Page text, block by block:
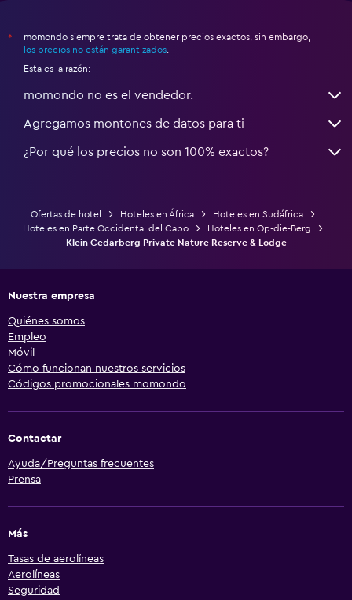
*
momondo siempre trata de obtener precios exactos, sin embargo,
los precios no están garantizados
Esta es la razón:
momondo no es el vendedor.
Agregamos montones de datos para ti
¿Por qué los precios no son 100% exactos?
Ofertas de hotel Hoteles en África
Hoteles en Sudáfrica
Hoteles en Parte Occidental del Cabo
Hoteles en Op-die-Berg
Klein Cedarberg Private Nature Reserve & Lodge
Nuestra empresa
Quiénes somos
Empleo
Móvil
Cómo funcionan nuestros servicios
Códigos promocionales momondo
Contactar
Ayuda/Preguntas frecuentes
Prensa
Más
Tasas de aerolíneas
Aerolíneas
Seguridad